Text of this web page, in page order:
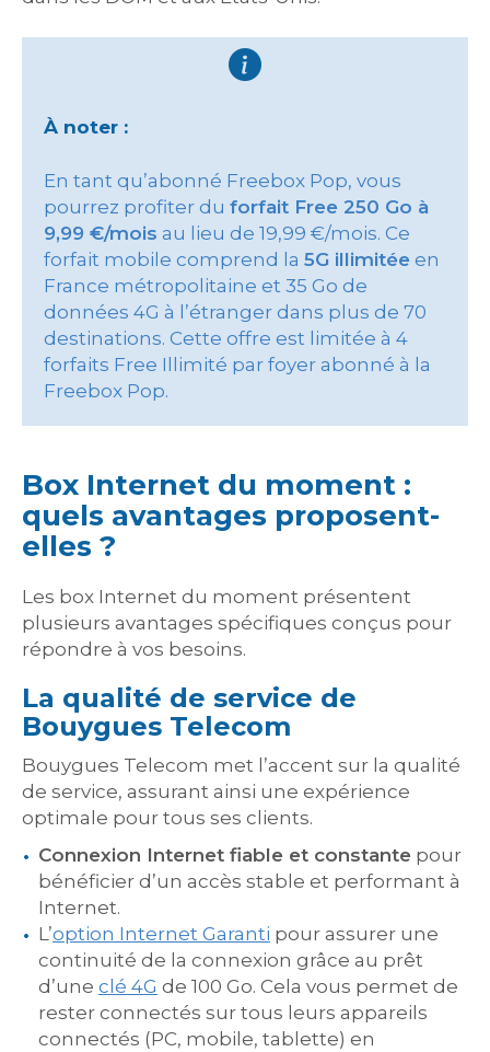
À noter :
En tant qu’abonné Freebox Pop, vous
pourrez profiter du forfait Free 250 Go à
9,99 €/mois au lieu de 19,99 €/mois. Ce
forfait mobile comprend la 5G illimitée en
France métropolitaine et 35 Go de
données 4G à l’étranger dans plus de 70
destinations. Cette offre est limitée à 4
forfaits Free Illimité par foyer abonné à la
Freebox Pop.
Box Internet du moment :
quels avantages proposent-
elles ?
Les box Internet du moment présentent
plusieurs avantages spécifiques conçus pour
répondre à vos besoins.
La qualité de service de
Bouygues Telecom
Bouygues Telecom met l’accent sur la qualité
de service, assurant ainsi une expérience
optimale pour tous ses clients.
Connexion Internet fiable et constante pour
bénéficier d’un accès stable et performant à
Internet.
L’option Internet Garanti pour assurer une
continuité de la connexion grâce au prêt
d’une clé 4G de 100 Go. Cela vous permet de
rester connectés sur tous leurs appareils
connectés (PC, mobile, tablette) en